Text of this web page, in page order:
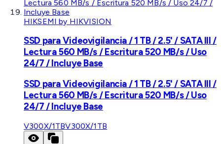
HIKSEMI by HIKVISION
SSD para Videovigilancia / 1 TB / 2.5' / SATA III /
Lectura 560 MB/s / Escritura 520 MB/s / Uso
24/7 / Incluye Base
SSD para Videovigilancia / 1 TB / 2.5' / SATA III /
Lectura 560 MB/s / Escritura 520 MB/s / Uso
24/7 / Incluye Base
V300X/1TBV300X/1TB